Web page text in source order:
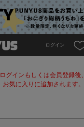
ログイン
ログインもしくは会員登録後、
お気に入りに追加されます。